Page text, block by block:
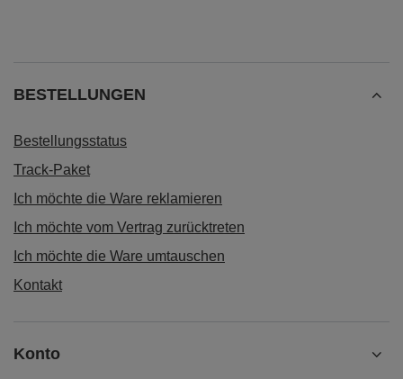
BESTELLUNGEN
Bestellungsstatus
Track-Paket
Ich möchte die Ware reklamieren
Ich möchte vom Vertrag zurücktreten
Ich möchte die Ware umtauschen
Kontakt
Konto